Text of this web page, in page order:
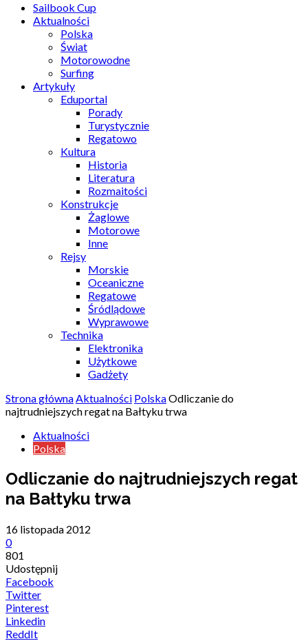
Sailbook Cup
Aktualności
Polska
Świat
Motorowodne
Surfing
Artykuły
Eduportal
Porady
Turystycznie
Regatowo
Kultura
Historia
Literatura
Rozmaitości
Konstrukcje
Żaglowe
Motorowe
Inne
Rejsy
Morskie
Oceaniczne
Regatowe
Śródlądowe
Wyprawowe
Technika
Elektronika
Użytkowe
Gadżety
Strona głównaAktualności PolskaOdliczanie do
najtrudniejszych regat na Bałtyku trwa
Aktualności
Polska
Odliczanie do najtrudniejszych regat
na Bałtyku trwa
16 listopada 2012
0
801
Udostępnij
Facebook
Twitter
Pinterest
Linkedin
ReddIt